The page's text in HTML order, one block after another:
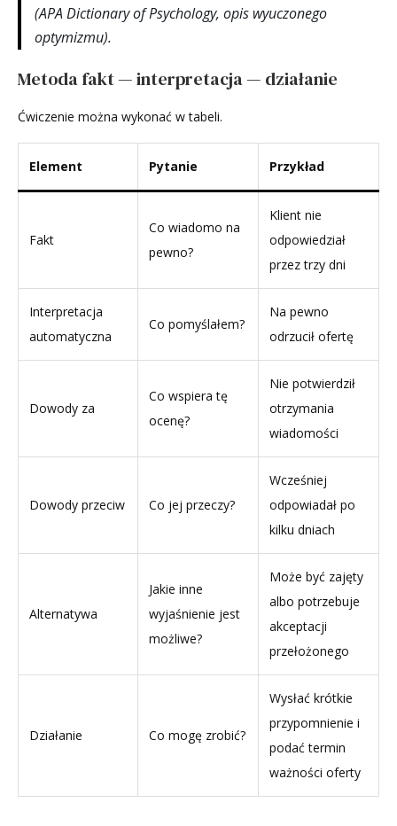
(APA Dictionary of Psychology, opis wyuczonego
optymizmu).
Metoda fakt — interpretacja — działanie
Ćwiczenie można wykonać w tabeli.
Element Pytanie Przykład
Fakt
Co wiadomo na
pewno?
Klient nie
odpowiedział
przez trzy dni
Interpretacja
automatyczna
Co pomyślałem?
Na pewno
odrzucił ofertę
Dowody za
Co wspiera tę
ocenę?
Nie potwierdził
otrzymania
wiadomości
Dowody przeciw Co jej przeczy?
Wcześniej
odpowiadał po
kilku dniach
Alternatywa
Jakie inne
wyjaśnienie jest
możliwe?
Może być zajęty
albo potrzebuje
akceptacji
przełożonego
Działanie Co mogę zrobić?
Wysłać krótkie
przypomnienie i
podać termin
ważności oferty